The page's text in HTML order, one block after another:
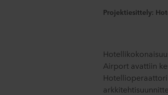
Projektiesittely:
Airport avattiin